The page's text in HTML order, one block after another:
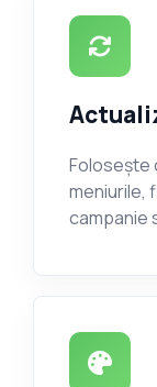
Folosește
meniurile,
campanie